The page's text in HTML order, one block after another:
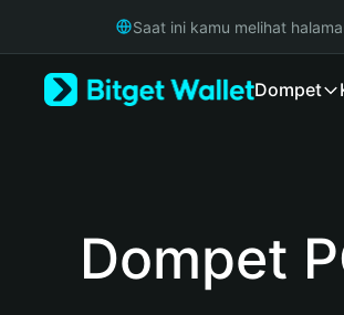
Русский
Saat ini kamu melihat
Dompet
Dompet